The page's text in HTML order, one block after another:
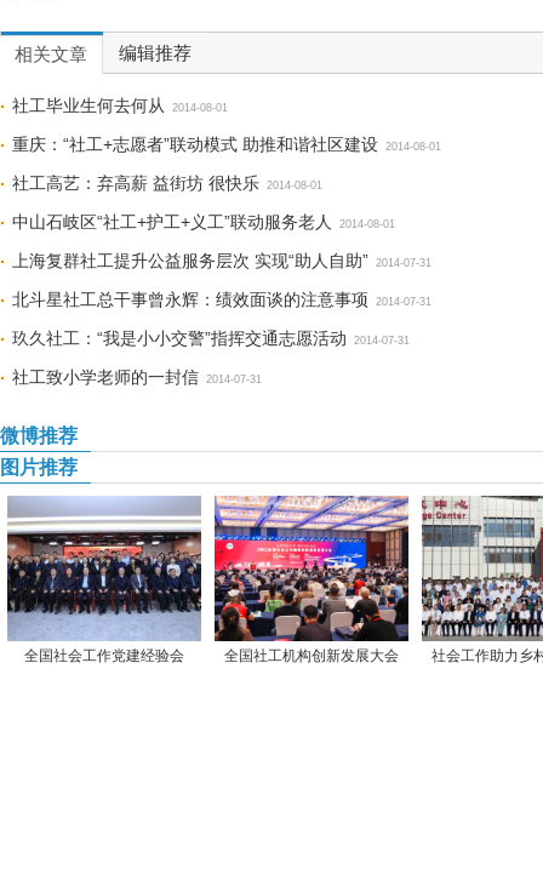
相关文章 编辑推荐
社工毕业生何去何从 2014-08-01
重庆：“社工+志愿者”联动模式 助推和谐社区建设 2014-08-01
社工高艺：弃高薪 益街坊 很快乐 2014-08-01
中山石岐区“社工+护工+义工”联动服务老人 2014-08-01
上海复群社工提升公益服务层次 实现“助人自助” 2014-07-31
北斗星社工总干事曾永辉：绩效面谈的注意事项 2014-07-31
玖久社工：“我是小小交警”指挥交通志愿活动 2014-07-31
社工致小学老师的一封信 2014-07-31
微博推荐
图片推荐
全国社会工作党建经验会 全国社工机构创新发展大会 社会工作助力乡